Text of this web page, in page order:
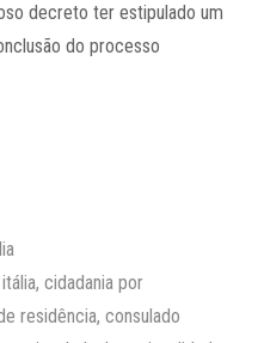
decreto ter estipulado um
do processo
, cidadania por
residência, consulado